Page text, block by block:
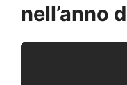
nell’anno